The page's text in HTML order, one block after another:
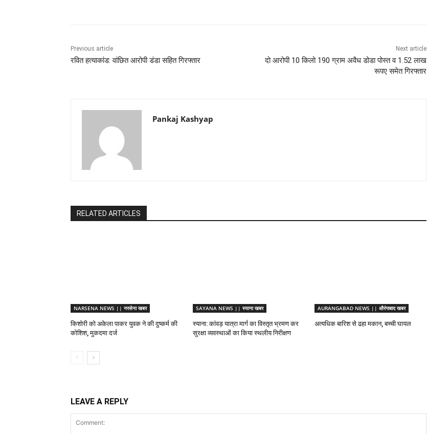
Previous article
रवित हत्याकांड: वांछित आरोपी डंडा सहित गिरफ्तार
Next article
दो आरोपी 10 किलो 190 ग्राम अवैध डोडा पोस्त व 1.52 लाख
रूपए समेत गिरफ्तार
Pankaj Kashyap
RELATED ARTICLES
NARSENA NEWS || नरसेना खबर
किशोरी को अकेला पाकर युवक ने की दुष्कर्म की
कोशिश, मुकदमा दर्ज
SAYANA NEWS || स्याना खबर
स्याना: कांवड़ यात्रा मार्ग का विस्तृत भ्रमण कर
सुरक्षा व्यवस्थाओं का किया स्थलीय निरीक्षण
AURANGABAD NEWS || औरंगाबाद खबर
अत्यधिक बारिश से ढहा मकान, बच्ची घायल
LEAVE A REPLY